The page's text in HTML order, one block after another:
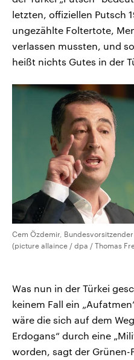
letzten, offiziellen Putsch
ungezählte Foltertote,
verlassen mussten, und
heißt nichts Gutes in der
Cem Özdemir,
(picture allaince / dpa / Thomas
Was nun in der Türkei
keinem Fall ein
wäre die sich auf dem
Erdogans“ durch eine
worden, sagt der